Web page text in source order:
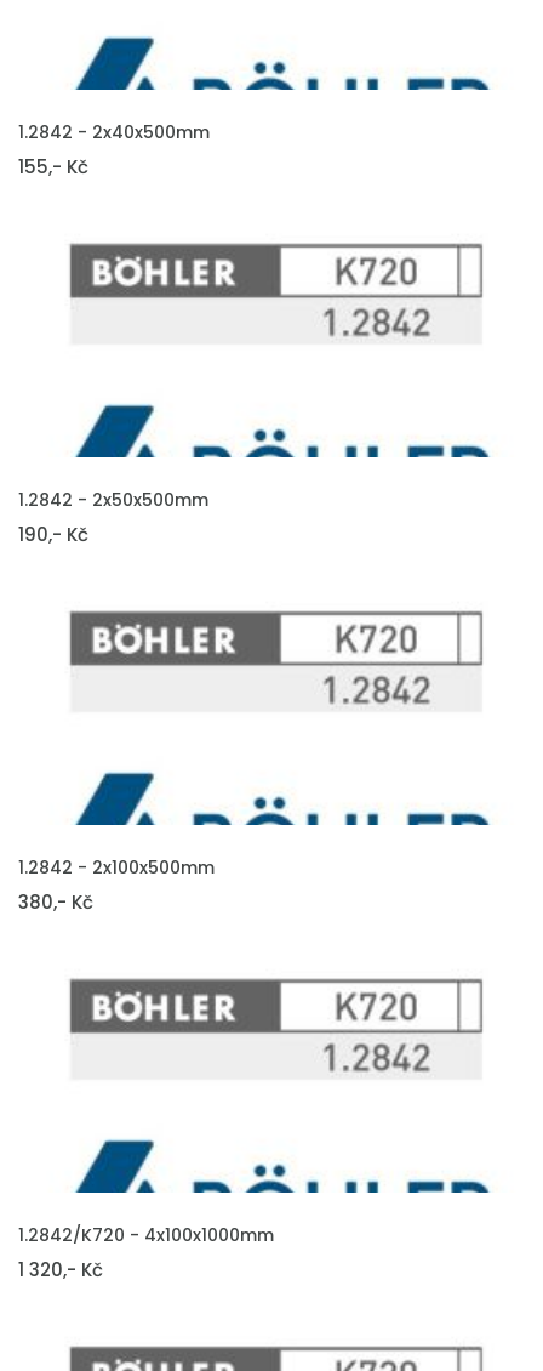
VLOŽIT DO KOŠÍKU
1.2842 - 2x40x500mm
155,- Kč
VLOŽIT DO KOŠÍKU
1.2842 - 2x50x500mm
190,- Kč
VLOŽIT DO KOŠÍKU
1.2842 - 2x100x500mm
380,- Kč
VLOŽIT DO KOŠÍKU
1.2842/K720 - 4x100x1000mm
1 320,- Kč